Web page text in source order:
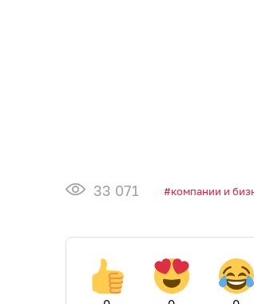
33 071 компании и